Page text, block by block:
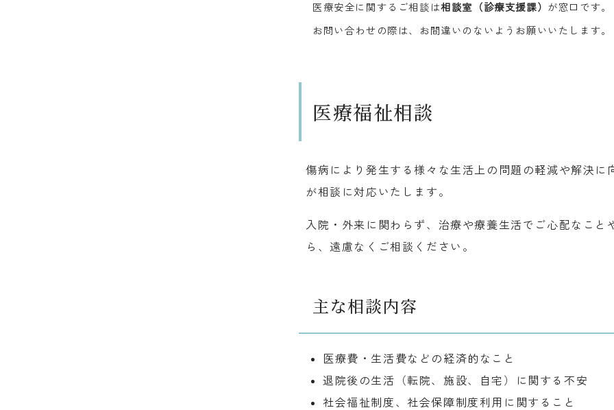
医療安全に関するご相談は相談室（診療支援課） が窓口です。
お問い合わせの際は、お間違いのないようお願いいたします。
医療福祉相談
傷病により発生する様々な生活上の問題の軽減や解決に
が相談に対応いたします。
入院・外来に関わらず、治療や療養生活でご心配なこと
ら、遠慮なくご相談ください。
主な相談内容
医療費・生活費などの経済的なこと
退院後の生活（転院、施設、自宅）に関する不安
社会福祉制度、社会保障制度利用に関すること